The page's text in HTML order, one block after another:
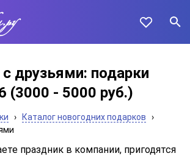
друзьями: подарки
(3000 - 5000 руб.)
› Каталог новогодних подарков
›
праздник в компании, пригодятся